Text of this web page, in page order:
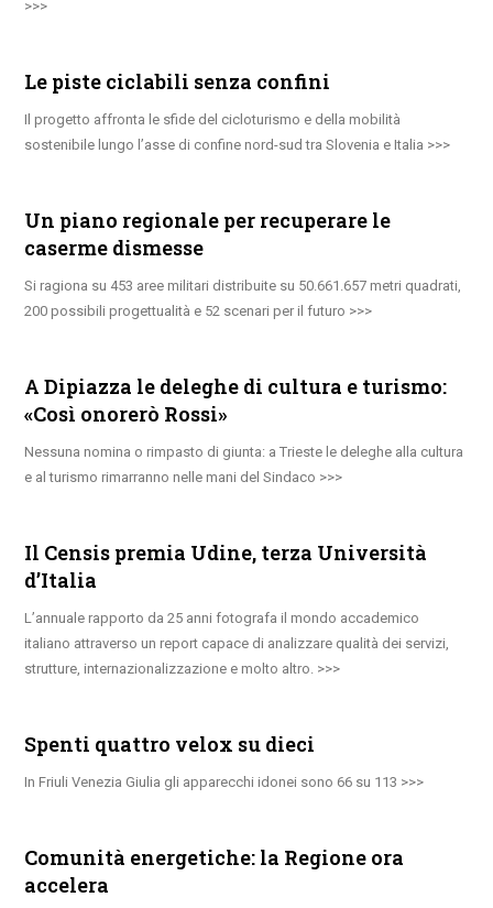
Le piste ciclabili senza confini
Il progetto affronta le sfide del cicloturismo e della mobilità
sostenibile lungo l’asse di confine nord-sud tra Slovenia e Italia
Un piano regionale per recuperare le
caserme dismesse
Si ragiona su 453 aree militari distribuite su 50.661.657 metri quadrati,
200 possibili progettualità e 52 scenari per il futuro
A Dipiazza le deleghe di cultura e turismo:
«Così onorerò Rossi»
Nessuna nomina o rimpasto di giunta: a Trieste le deleghe alla cultura
e al turismo rimarranno nelle mani del Sindaco
Il Censis premia Udine, terza Università
d’Italia
L’annuale rapporto da 25 anni fotografa il mondo accademico
italiano attraverso un report capace di analizzare qualità dei servizi,
strutture, internazionalizzazione e molto altro.
Spenti quattro velox su dieci
In Friuli Venezia Giulia gli apparecchi idonei sono 66 su 113
Comunità energetiche: la Regione ora
accelera